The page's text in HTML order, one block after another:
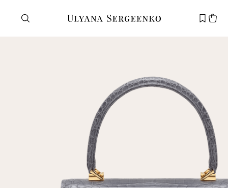
+7 495 105 70 25
support@ulyanasergeenko.com
Пн—Пт 11—19
Новый
клиент